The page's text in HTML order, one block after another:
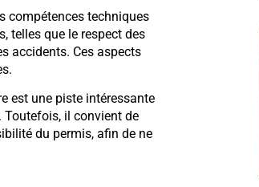
compétences techniques
telles que le respect des
accidents. Ces aspects
est une piste intéressante
il convient de
du permis, afin de ne